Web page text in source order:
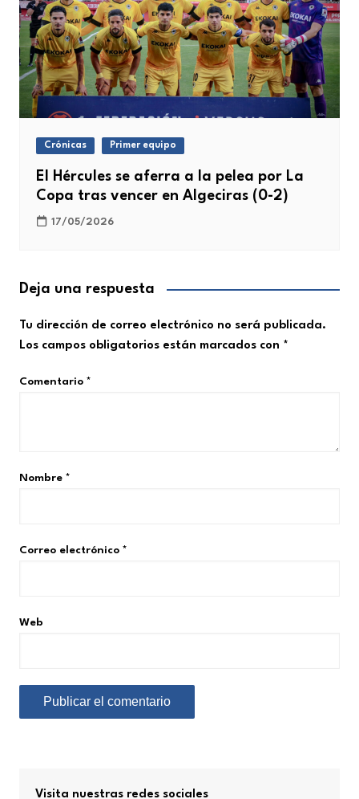
Crónicas Primer equipo
El Hércules se aferra a la pelea por La
Copa tras vencer en Algeciras (0-2)
17/05/2026
Deja una respuesta
Tu dirección de correo electrónico no será publicada.
Los campos obligatorios están marcados con *
Comentario *
Nombre *
Correo electrónico *
Web
Visita nuestras redes sociales